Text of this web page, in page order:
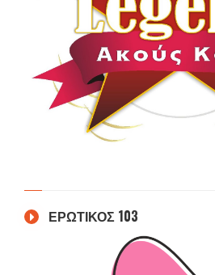
ΕΡΩΤΙΚΟΣ 103